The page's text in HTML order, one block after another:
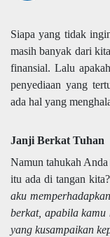
Siapa yang tidak
masih banyak dari
finansial. Lalu
penyediaan yang
ada hal yang
Janji Berkat Tuhan
Namun tahukah
itu ada di tangan
aku
berkat, apabila kamu
yang kusampaikan